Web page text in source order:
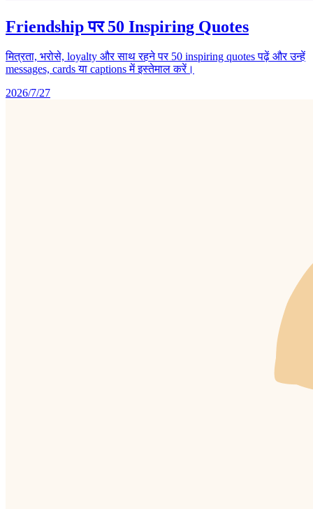
Friendship पर 50 Inspiring Quotes
मित्रता, भरोसे, loyalty और साथ रहने पर 50 inspiring quotes पढ़ें और उन्हें
messages, cards या captions में इस्तेमाल करें।
2026/7/27